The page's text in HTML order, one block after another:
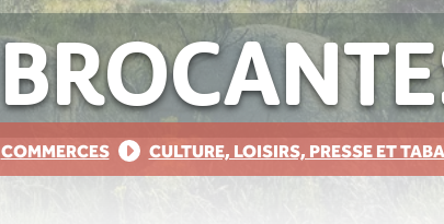
COMMERCES CULTURE, LOISIRS, PRESSE ET